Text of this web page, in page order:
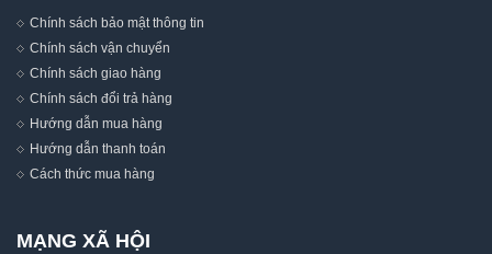
Chính sách bảo mật thông tin
Chính sách vận chuyển
Chính sách giao hàng
Chính sách đổi trả hàng
Hướng dẫn mua hàng
Hướng dẫn thanh toán
Cách thức mua hàng
MẠNG XÃ HỘI